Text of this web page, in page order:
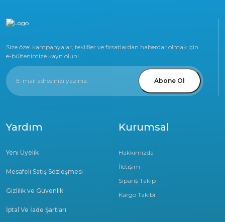
Size özel kampanyalar, teklifler ve fırsatlardan haberdar olmak için
e-bültenimize kayıt olun!
Abone Ol
Kurumsal
Hakkımızda
İletişim
Sipariş Takip
Kargo Takibi
Yardım
Yeni Üyelik
Mesafeli Satış Sözleşmesi
Gizlilik ve Güvenlik
İptal Ve İade Şartları